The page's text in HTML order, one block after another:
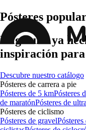
Pósteres
Elige uno ya
inspiración
Descubre nuestro catálogo
Pósteres de carrera a pie
Pósteres de 5 kmPósteres
de maratónPósteres de
Pósteres de ciclismo
Pósteres de gravel